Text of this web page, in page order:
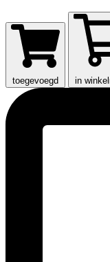
toegevoegd in